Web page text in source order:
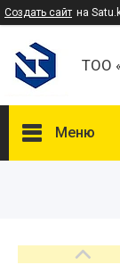
Создать сайт на
ТОО
Меню